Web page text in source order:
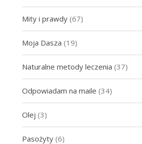
Mity i prawdy(67)
Moja Dasza (19)
Naturalne metody leczenia (37)
Odpowiadam na maile (34)
Olej (3)
Pasożyty(6)